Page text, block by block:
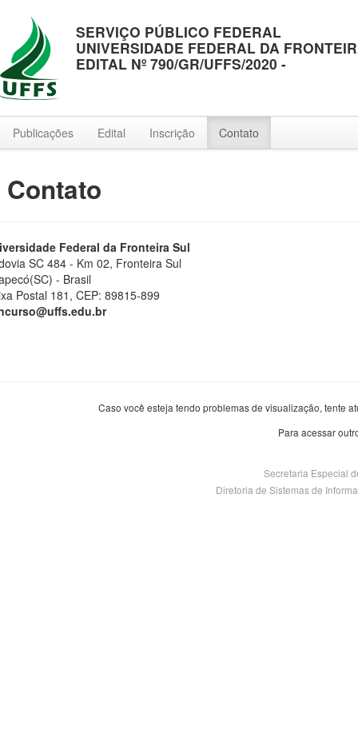
SERVIÇO PÚBLICO FEDERAL
UNIVERSIDADE FEDERAL DA
EDITAL Nº 790/GR/UFFS/2020 -
Publicações Edital Inscrição Contato
Federal da Fronteira Sul
SC 484 - Km 02, Fronteira Sul
- Brasil
Postal 181, CEP: 89815-899
Caso você esteja tendo problemas de visualização, tente
Para acessar
Secretaria Especial
Diretoria de Sistemas de